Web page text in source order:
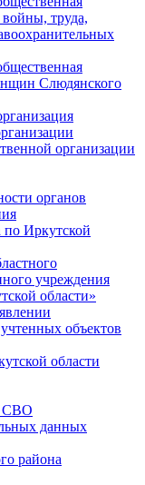
войны, труда,
Слюдянского
организации
органов
по Иркутской
учреждения
области»
объектов
области
СВО
данных
района